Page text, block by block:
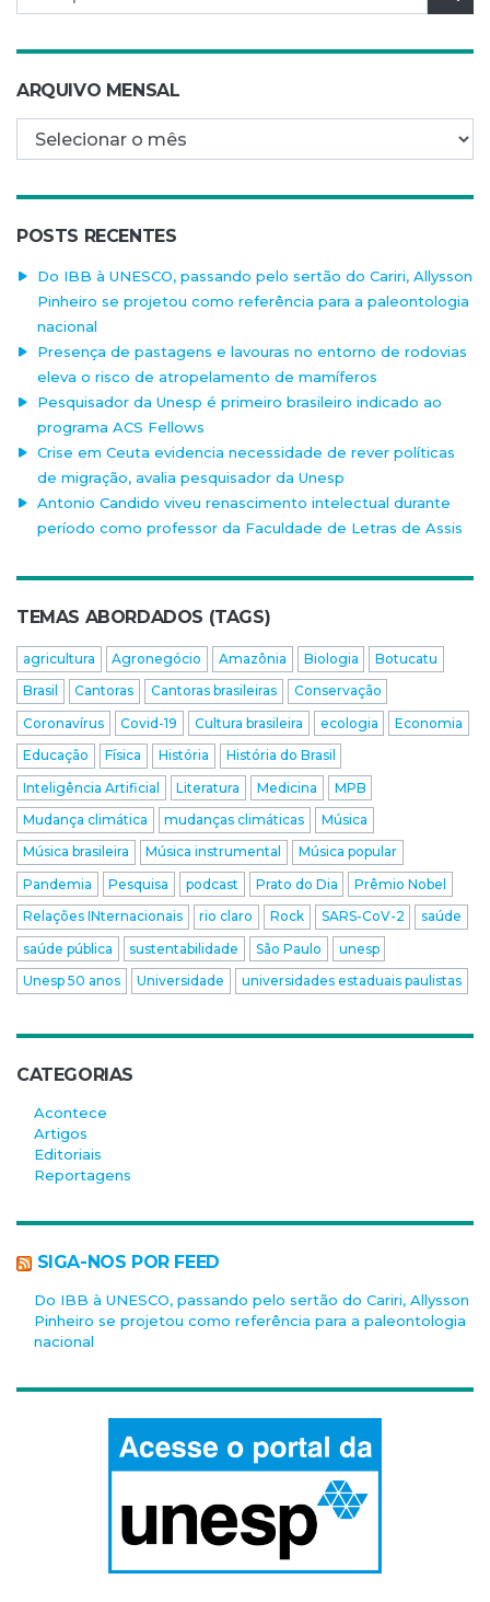
ARQUIVO MENSAL
Arquivo mensal
POSTS RECENTES
Do IBB à UNESCO, passando pelo sertão do Cariri, Allysson
Pinheiro se projetou como referência para a paleontologia
nacional
Presença de pastagens e lavouras no entorno de rodovias
eleva o risco de atropelamento de mamíferos
Pesquisador da Unesp é primeiro brasileiro indicado ao
programa ACS Fellows
Crise em Ceuta evidencia necessidade de rever políticas
de migração, avalia pesquisador da Unesp
Antonio Candido viveu renascimento intelectual durante
período como professor da Faculdade de Letras de Assis
TEMAS ABORDADOS (TAGS)
agricultura Agronegócio Amazônia Biologia
Botucatu
Brasil
Cantoras Cantoras brasileiras
Conservação
Coronavírus
Covid-19 Cultura brasileira ecologia
Economia
Educação
Física História
História do Brasil
Inteligência Artificial
Literatura Medicina
MPB
Mudança climática
mudanças climáticas
Música
Música brasileira
Música instrumental
Música popular
Pandemia
Pesquisa podcast Prato do Dia
Prêmio Nobel
Relações INternacionais
rio claro Rock SARS-CoV-2
saúde
saúde pública
sustentabilidade São Paulo
unesp
Unesp 50 anos
Universidade universidades estaduais paulistas
CATEGORIAS
Acontece
Artigos
Editoriais
Reportagens
SIGA-NOS POR FEED
Do IBB à UNESCO, passando pelo sertão do Cariri, Allysson
Pinheiro se projetou como referência para a paleontologia
nacional